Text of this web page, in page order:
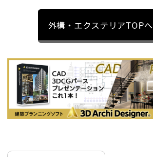
外構・エクステリアTOPへ